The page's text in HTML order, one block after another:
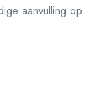
aanvulling op